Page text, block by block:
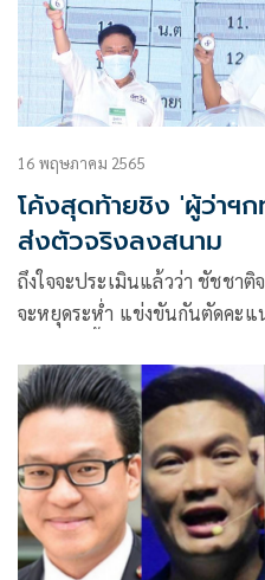
16 พฤษภาคม 2565
โค้งสุดท้ายชิง 'ผู้ว่าฯ
ส่งตัวจริงลงสนาม
ถึงใจจะประเมินแล้วว่า ชัชชา
จะหยุดระห่ำ แข่งขันกันตัดคะแ
รณรงค์หาเสียงเพื่อแข่งกันเอง